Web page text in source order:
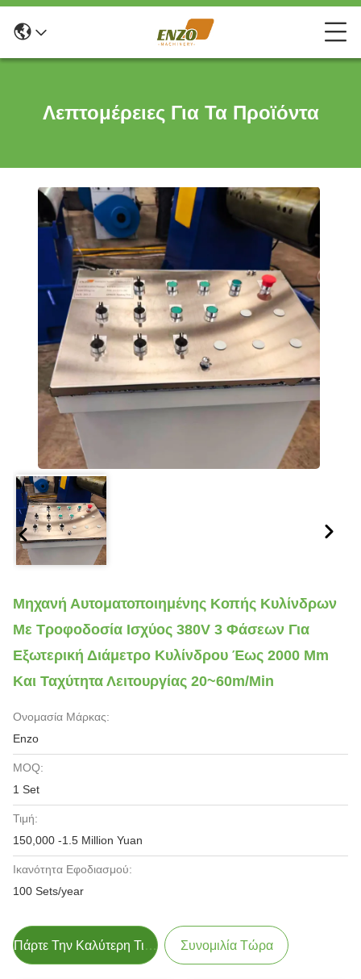
Λεπτομέρειες Για Τα Προϊόντα
Μηχανή Αυτοματοποιημένης Κοπής Κυλίνδρων
Με Τροφοδοσία Ισχύος 380V 3 Φάσεων Για
Εξωτερική Διάμετρο Κυλίνδρου Έως 2000 Mm
Και Ταχύτητα Λειτουργίας 20~60m/min
Ονομασία Μάρκας:
Enzo
MOQ:
1 Set
Τιμή:
150,000 -1.5 Million Yuan
Ικανότητα Εφοδιασμού:
100 Sets/year
Πάρτε Την Καλύτερη Τιμή Συνομιλία Τώρα